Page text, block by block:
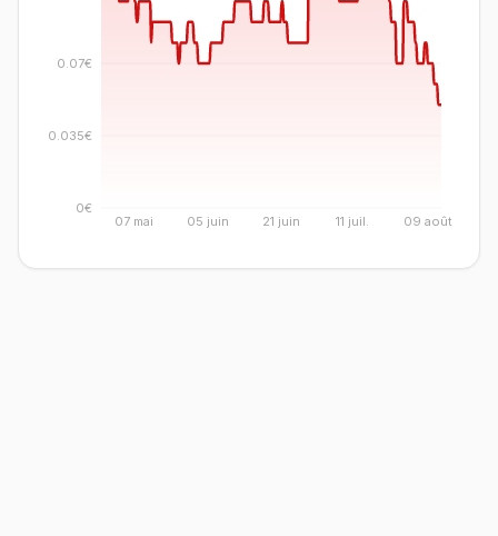
07 mai 05 juin 21 juin 11 juil. 09 août
0€
0.035€
0.07€